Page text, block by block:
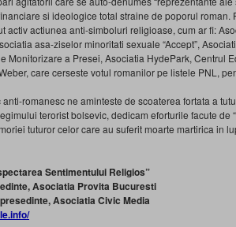
si ideologice total straine de poporul roman.
activ actiunea anti-simboluri religioase, cum ar fi:
asa-ziselor minoritati sexuale “Accept”,
Monitorizare a Presei, Asociatia HydePark, Centrul
care cerseste votul romanilor pe listele PNL,
romanesc ne aminteste de scoaterea fortata a
terorist bolsevic, dedicam eforturile facute de
tuturor celor care au suferit moarte martirica in
Sentimentului Religios”
Asociatia Provita Bucuresti
Asociatia Civic Media